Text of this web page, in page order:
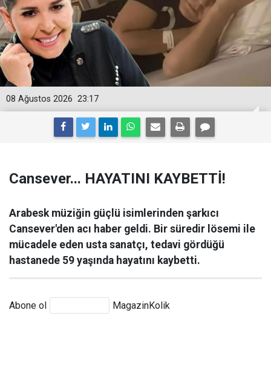
23:17
08 Ağustos 2026
Cansever... HAYATINI KAYBETTİ!
Arabesk müziğin güçlü isimlerinden şarkıcı
Cansever'den acı haber geldi. Bir süredir lösemi ile
mücadele eden usta sanatçı, tedavi gördüğü
hastanede 59 yaşında hayatını kaybetti.
Abone ol MagazinKolik